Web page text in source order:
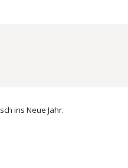
ins Neue Jahr.